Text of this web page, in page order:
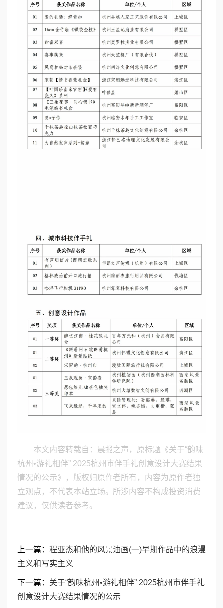
本文内容转载自：晨报之声，原标题《关于“韵味
杭州•游礼相伴” 2025杭州市伴手礼创意设计大赛结果
情况的公示》，版权归原作者所有，内容为原作者独
立观点，不代表本站立场。所涉内容不构成投资消费
建议，仅供读者参考。
上一篇： 程亚杰和他的风景油画(一)早期作品中的浪漫
主义和写实主义
下一篇： 关于“韵味杭州•游礼相伴” 2025杭州市伴手礼
创意设计大赛结果情况的公示